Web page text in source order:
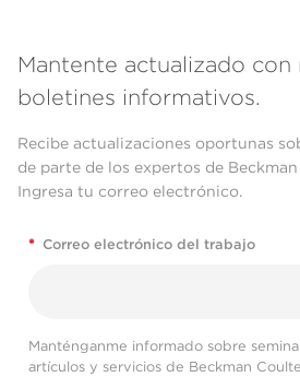
Mantente actualizado con
boletines informativos.
Recibe actualizaciones oportunas
de parte de los expertos de
Ingresa tu correo electrónico.
* Correo electrónico del trabajo
Manténganme informado sobre
artículos y servicios de Beckman